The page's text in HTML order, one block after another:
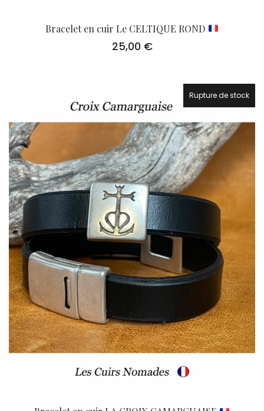
Bracelet en cuir Le CELTIQUE ROND
25,00 €
Rupture de stock